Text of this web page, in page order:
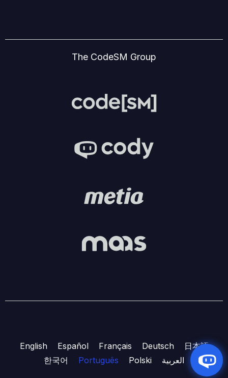
The CodeSM Group
English Español Français Deutsch
日本語
한국어
Português Polski العربية